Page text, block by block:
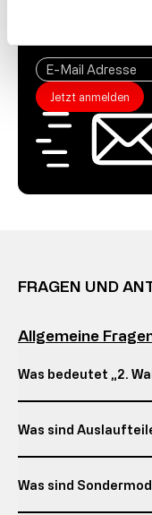
Jetzt anmelden
FRAGEN UND
Allgemeine
Was bedeutet „2.
Was sind
Was sind